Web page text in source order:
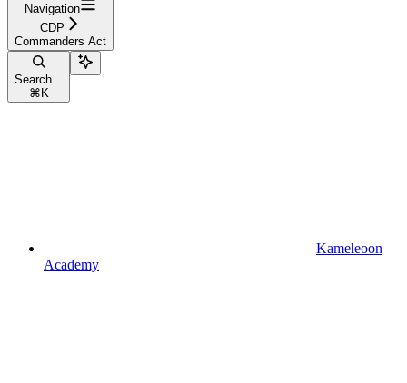
Navigation
CDP
Commanders Act
Search...
⌘ K
Kameleoon
Academy